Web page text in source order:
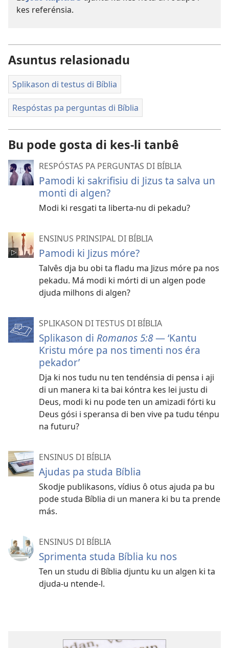
kes referénsia.
Asuntus relasionadu
Splikason di testus di Bíblia
Respóstas pa perguntas di Bíblia
Bu pode gosta di kes-li tanbê
RESPÓSTAS PA PERGUNTAS DI BÍBLIA
Pamodi ki sakrifisiu di Jizus ta salva un
monti di algen?
Modi ki resgati ta liberta-nu di pekadu?
ENSINUS PRINSIPAL DI BÍBLIA
Pamodi ki Jizus móre?
Talvês dja bu obi ta fladu ma Jizus móre pa nos
pekadu. Má modi ki mórti di un algen pode
djuda milhons di algen?
SPLIKASON DI TESTUS DI BÍBLIA
Splikason di Romanos 5:8— ‘Kantu
Kristu móre pa nos timenti nos éra
pekador’
Dja ki nos tudu nu ten tendénsia di pensa i aji
di un manera ki ta bai kóntra kes lei justu di
Deus, modi ki nu pode ten un amizadi fórti ku
Deus gósi i speransa di ben vive pa tudu ténpu
na futuru?
ENSINUS DI BÍBLIA
Ajudas pa studa Bíblia
Skodje publikasons, vídius ô otus ajuda pa bu
pode studa Bíblia di un manera ki bu ta prende
más.
ENSINUS DI BÍBLIA
Sprimenta studa Bíblia ku nos
Ten un studu di Bíblia djuntu ku un algen ki ta
djuda-u ntende-l.